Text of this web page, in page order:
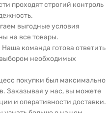
проходят строгий контроль
выгодные условия
на все товары.
Наша команда готова ответить
необходимых
покупки был максимально
Заказывая у нас, вы можете
и оперативности доставки.